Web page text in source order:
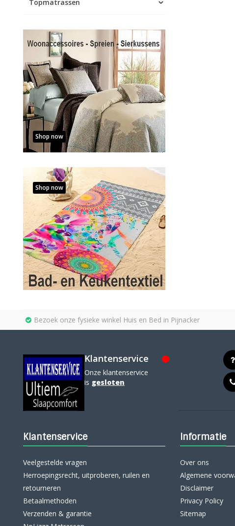
Topmatrassen
Shop now
Shop now
Bezoek onze fysieke winkel Huis en Bed in Pijnacker
Klantenservice
Onze klantenservice
is gesloten
Klantenservice
Veelgestelde vragen
Herroepingsrecht, uitproberen, ruilen en
retourneren
Betaalmethoden
Verzenden & garantie
Informatie
Over ons
Algemene
Disclaimer
Privacy Policy
Sitemap